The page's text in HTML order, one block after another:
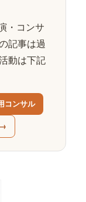
・コンサ
記事は過
動は下記
コンサル